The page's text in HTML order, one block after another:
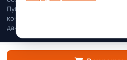
Публичная оферта
конфиденциальности
Согласие
данных